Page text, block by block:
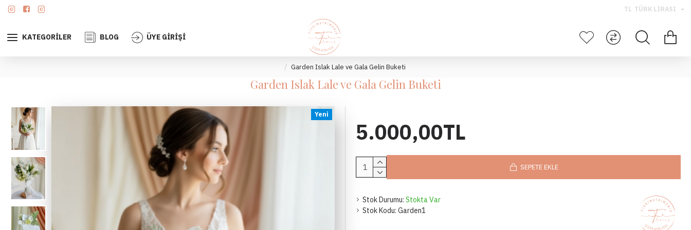
TL TÜRK LIRASI
KATEGORILER BLOG ÜYE GIRIŞI
Garden Islak Lale ve Gala Gelin Buketi
Garden Islak Lale ve Gala Gelin Buketi
Yeni
Stok Durumu: Stokta Var
Stok Kodu: Garden1
5.000,00TL
SEPETE EKLE